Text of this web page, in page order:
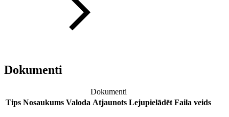
Dokumenti
Dokumenti
Tips Nosaukums Valoda Atjaunots Lejupielādēt Faila veids